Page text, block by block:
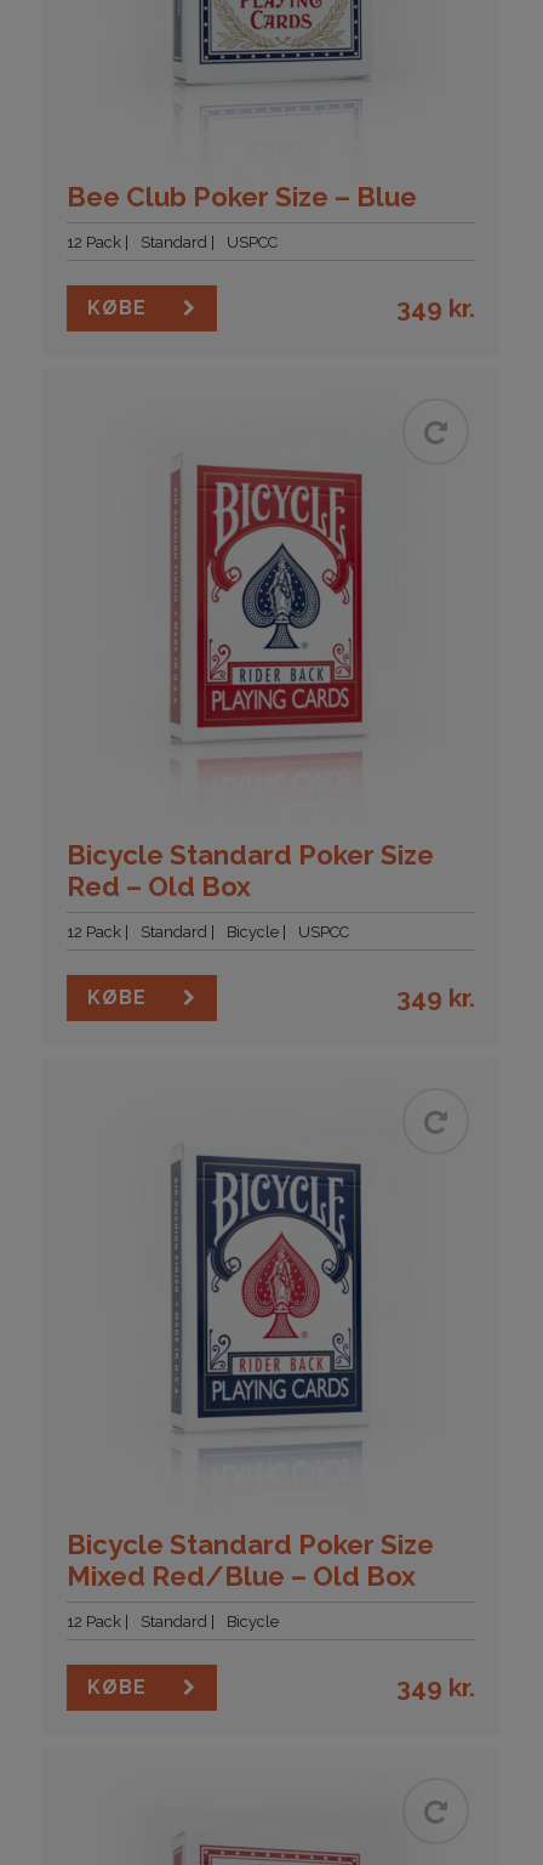
Bee Club Poker Size – Blue
12 Pack Standard USPCC
KØBE 349 kr.
Bicycle Standard Poker Size
Red – Old Box
12 Pack Standard Bicycle USPCC
KØBE 349 kr.
Bicycle Standard Poker Size
Mixed Red/Blue – Old Box
12 Pack Standard Bicycle
KØBE 349 kr.